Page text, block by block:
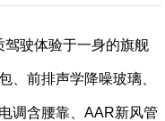
驶体验于一身的旗舰
、前排声学降噪玻璃、
调含腰靠、AAR新风管